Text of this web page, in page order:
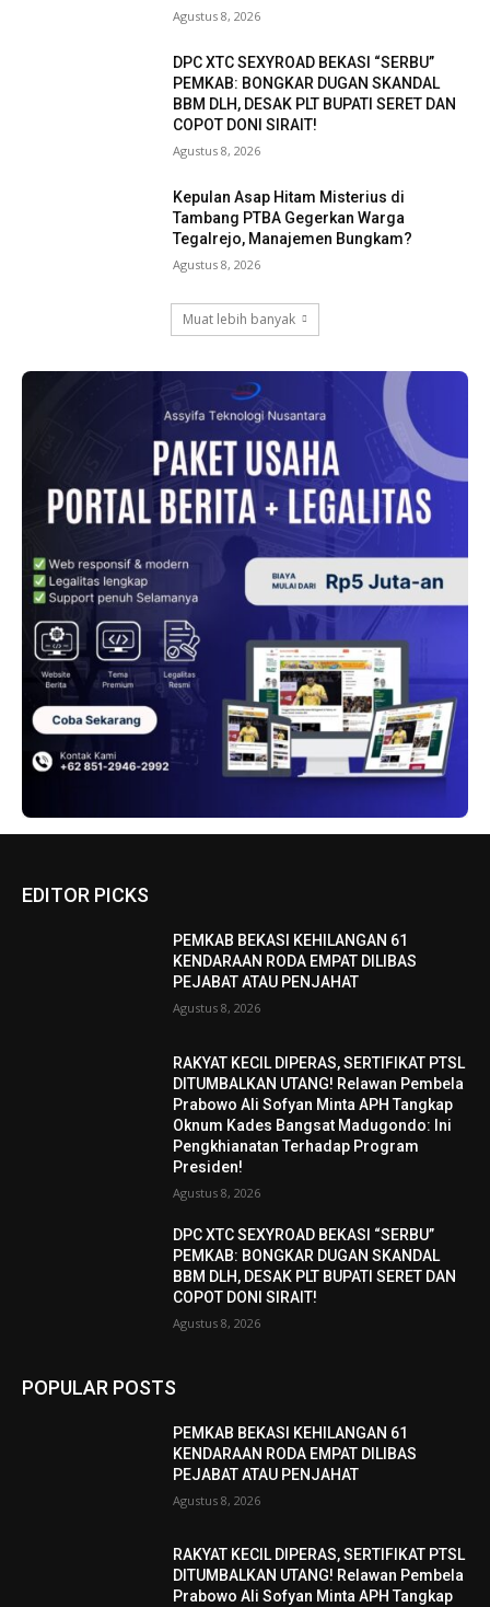
Agustus 8, 2026
DPC XTC SEXYROAD BEKASI “SERBU”
PEMKAB: BONGKAR DUGAN SKANDAL
BBM DLH, DESAK PLT BUPATI SERET DAN
COPOT DONI SIRAIT!
Agustus 8, 2026
Kepulan Asap Hitam Misterius di
Tambang PTBA Gegerkan Warga
Tegalrejo, Manajemen Bungkam?
Agustus 8, 2026
Muat lebih banyak
EDITOR PICKS
PEMKAB BEKASI KEHILANGAN 61
KENDARAAN RODA EMPAT DILIBAS
PEJABAT ATAU PENJAHAT
Agustus 8, 2026
RAKYAT KECIL DIPERAS, SERTIFIKAT PTSL
DITUMBALKAN UTANG! Relawan Pembela
Prabowo Ali Sofyan Minta APH Tangkap
Oknum Kades Bangsat Madugondo: Ini
Pengkhianatan Terhadap Program
Presiden!
Agustus 8, 2026
DPC XTC SEXYROAD BEKASI “SERBU”
PEMKAB: BONGKAR DUGAN SKANDAL
BBM DLH, DESAK PLT BUPATI SERET DAN
COPOT DONI SIRAIT!
Agustus 8, 2026
POPULAR POSTS
PEMKAB BEKASI KEHILANGAN 61
KENDARAAN RODA EMPAT DILIBAS
PEJABAT ATAU PENJAHAT
Agustus 8, 2026
RAKYAT KECIL DIPERAS, SERTIFIKAT PTSL
DITUMBALKAN UTANG! Relawan Pembela
Prabowo Ali Sofyan Minta APH Tangkap